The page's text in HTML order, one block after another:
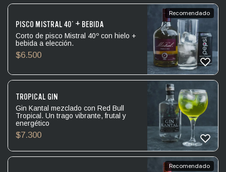
PISCO MISTRAL 40° + BEBIDA
Corto de pisco Mistral 40º con hielo +
bebida a elección.
$6.500
Recomendado
TROPICAL GIN
Gin Kantal mezclado con Red Bull
Tropical. Un trago vibrante, frutal y
energético
$7.300
Recomendado